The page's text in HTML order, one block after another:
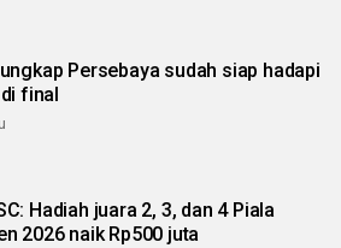
Persebaya sudah siap hadapi
final
Hadiah juara 2, 3, dan 4 Piala
2026 naik Rp500 juta